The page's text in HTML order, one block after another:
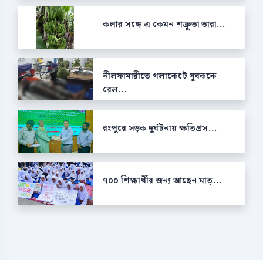
কলার সঙ্গে এ কেমন শক্রুতা তারা...
নীলফামারীতে গলাকেটে যুবককে
রেল...
রংপুরে সড়ক দুর্ঘটনায় ক্ষতিগ্রস...
৭০০ শিক্ষার্থীর জন্য আছেন মাত্...